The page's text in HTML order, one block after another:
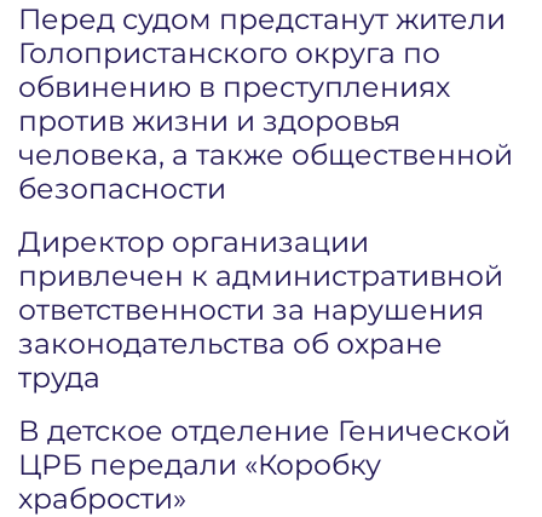
Перед судом предстанут жители
Голопристанского округа по
обвинению в преступлениях
против жизни и здоровья
человека, а также общественной
безопасности
Директор организации
привлечен к административной
ответственности за нарушения
законодательства об охране
труда
В детское отделение Генической
ЦРБ передали «Коробку
храбрости»